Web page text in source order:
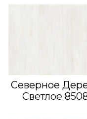
Северное
Светлое